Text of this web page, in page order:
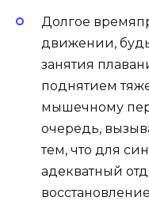
Долгое
движении,
занятия
поднятием
мышечному
очередь,
тем, что для
адекватный